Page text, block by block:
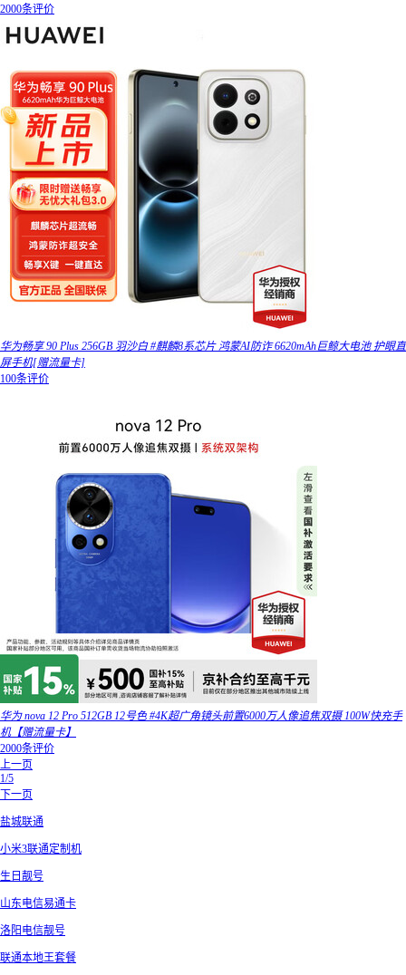
2000条评价
华为畅享 90 Plus 256GB 羽沙白 #麒麟8系芯片 鸿蒙AI防诈 6620mAh巨鲸大电池 护眼直
屏手机[赠流量卡]
100条评价
华为 nova 12 Pro 512GB 12号色 #4K超广角镜头前置6000万人像追焦双摄 100W快充手
机【赠流量卡】
2000条评价
上一页
1/5
下一页
盐城联通
小米3联通定制机
生日靓号
山东电信易通卡
洛阳电信靓号
联通本地王套餐